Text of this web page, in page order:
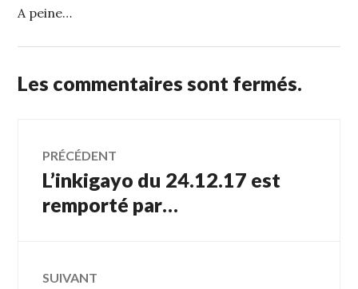
A peine…
Les commentaires sont fermés.
Navigation
de
PRÉCÉDENT
Article
précédent :
L’inkigayo du 24.12.17 est
remporté par…
SUIVANT